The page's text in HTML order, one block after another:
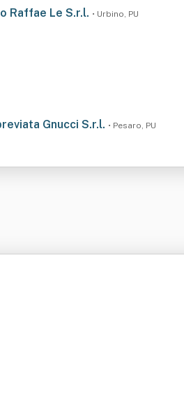
Raffae Le S.r.l. • Urbino, PU
Gnucci S.r.l. • Pesaro, PU